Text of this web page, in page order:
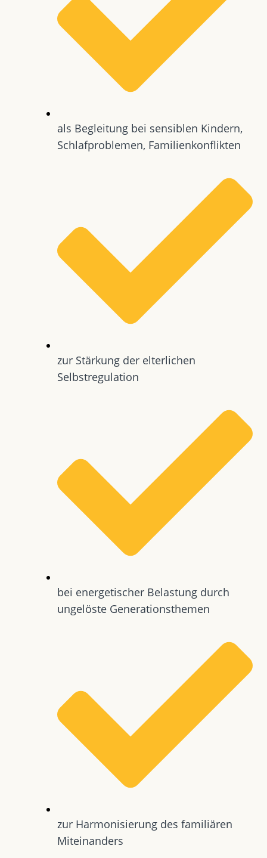
als Begleitung bei sensiblen Kindern,
Schlafproblemen, Familienkonflikten
zur Stärkung der elterlichen
Selbstregulation
bei energetischer Belastung durch
ungelöste Generationsthemen
zur Harmonisierung des familiären
Miteinanders